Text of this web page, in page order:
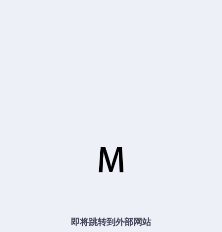
即将跳转到外部网站